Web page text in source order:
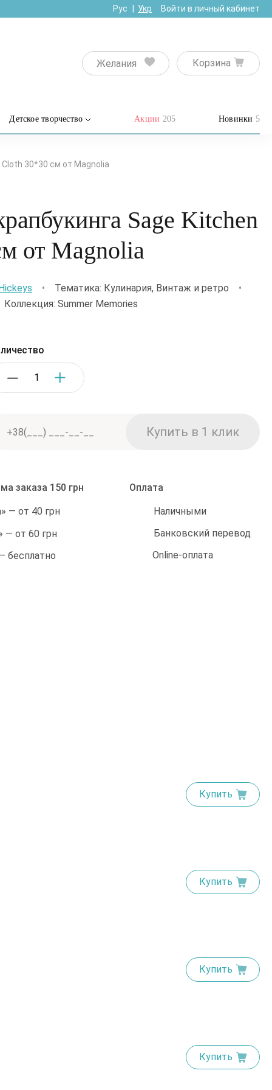
Рус Укр Войти в личный кабинет
Желания Корзина
Детское творчество Акции 205 Новинки 5
30*30 см от Magnolia
Sage Kitchen
от Magnolia
• Тематика: Кулинария, Винтаж и ретро
•
Коллекция: Summer Memories
заказа 150 грн
— от 40 грн
— от 60 грн
бесплатно
Оплата
Наличными
Банковский перевод
Online-оплата
Купить
Купить
Купить
Купить